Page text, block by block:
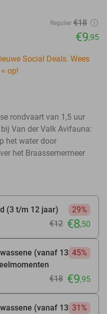
Regulier €18
€9,95
Social Deals. Wees
op!
rondvaart van 1,5 uur
Van der Valk Avifauna:
het water door
het Braassemermeer
(3 t/m 12 jaar)
29%
€12 €8,50
(vanaf 13 45%
€18 €9,95
(vanaf 13 31%